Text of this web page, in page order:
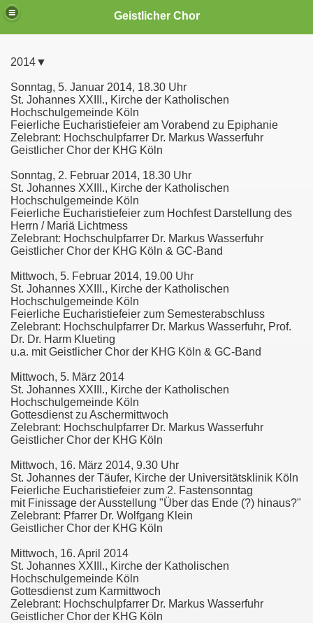
Geistlicher Chor
2014▼
Sonntag, 5. Januar 2014, 18.30 Uhr
St. Johannes XXIII., Kirche der Katholischen
Hochschulgemeinde Köln
Feierliche Eucharistiefeier am Vorabend zu Epiphanie
Zelebrant: Hochschulpfarrer Dr. Markus Wasserfuhr
Geistlicher Chor der KHG Köln
Sonntag, 2. Februar 2014, 18.30 Uhr
St. Johannes XXIII., Kirche der Katholischen
Hochschulgemeinde Köln
Feierliche Eucharistiefeier zum Hochfest Darstellung des
Herrn / Mariä Lichtmess
Zelebrant: Hochschulpfarrer Dr. Markus Wasserfuhr
Geistlicher Chor der KHG Köln & GC-Band
Mittwoch, 5. Februar 2014, 19.00 Uhr
St. Johannes XXIII., Kirche der Katholischen
Hochschulgemeinde Köln
Feierliche Eucharistiefeier zum Semesterabschluss
Zelebrant: Hochschulpfarrer Dr. Markus Wasserfuhr, Prof.
Dr. Dr. Harm Klueting
u.a. mit Geistlicher Chor der KHG Köln & GC-Band
Mittwoch, 5. März 2014
St. Johannes XXIII., Kirche der Katholischen
Hochschulgemeinde Köln
Gottesdienst zu Aschermittwoch
Zelebrant: Hochschulpfarrer Dr. Markus Wasserfuhr
Geistlicher Chor der KHG Köln
Mittwoch, 16. März 2014, 9.30 Uhr
St. Johannes der Täufer, Kirche der Universitätsklinik Köln
Feierliche Eucharistiefeier zum 2. Fastensonntag
mit Finissage der Ausstellung "Über das Ende (?) hinaus?"
Zelebrant: Pfarrer Dr. Wolfgang Klein
Geistlicher Chor der KHG Köln
Mittwoch, 16. April 2014
St. Johannes XXIII., Kirche der Katholischen
Hochschulgemeinde Köln
Gottesdienst zum Karmittwoch
Zelebrant: Hochschulpfarrer Dr. Markus Wasserfuhr
Geistlicher Chor der KHG Köln